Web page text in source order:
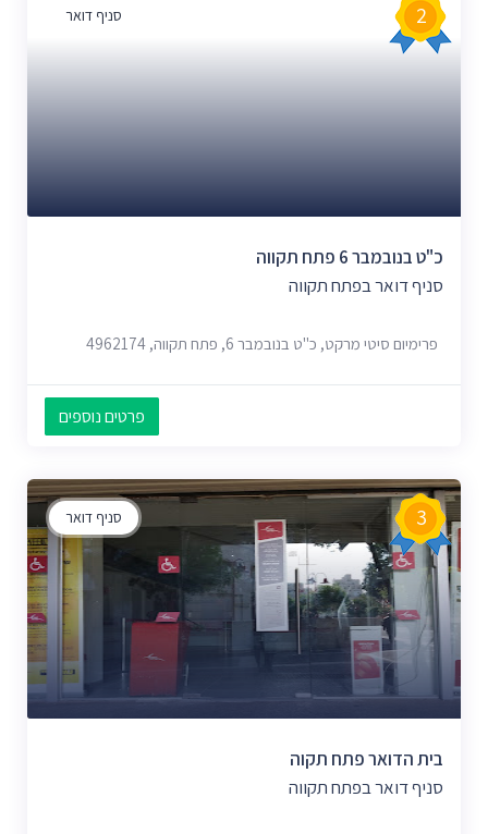
סניף דואר 2
כ"ט בנובמבר 6 פתח תקווה
סניף דואר בפתח תקווה
פרימיום סיטי מרקט, כ"ט בנובמבר 6, פתח תקווה, 4962174
פרטים נוספים
סניף דואר 3
בית הדואר פתח תקוה
סניף דואר בפתח תקווה